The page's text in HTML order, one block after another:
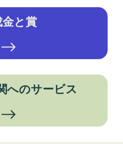
と賞
へのサービス